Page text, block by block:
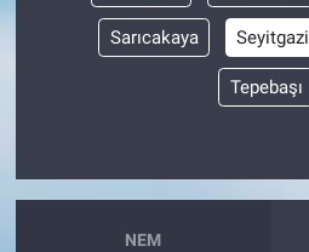
Sarıcakaya Seyitgazi
Tepebaşı
NEM